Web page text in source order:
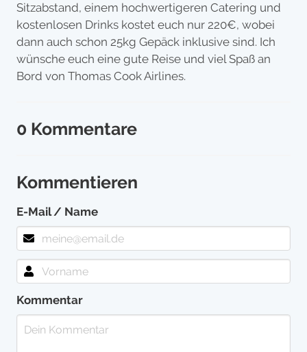
Sitzabstand, einem hochwertigeren Catering und
kostenlosen Drinks kostet euch nur 220€, wobei
dann auch schon 25kg Gepäck inklusive sind. Ich
wünsche euch eine gute Reise und viel Spaß an
Bord von Thomas Cook Airlines.
0 Kommentare
Kommentieren
E-Mail / Name
Kommentar